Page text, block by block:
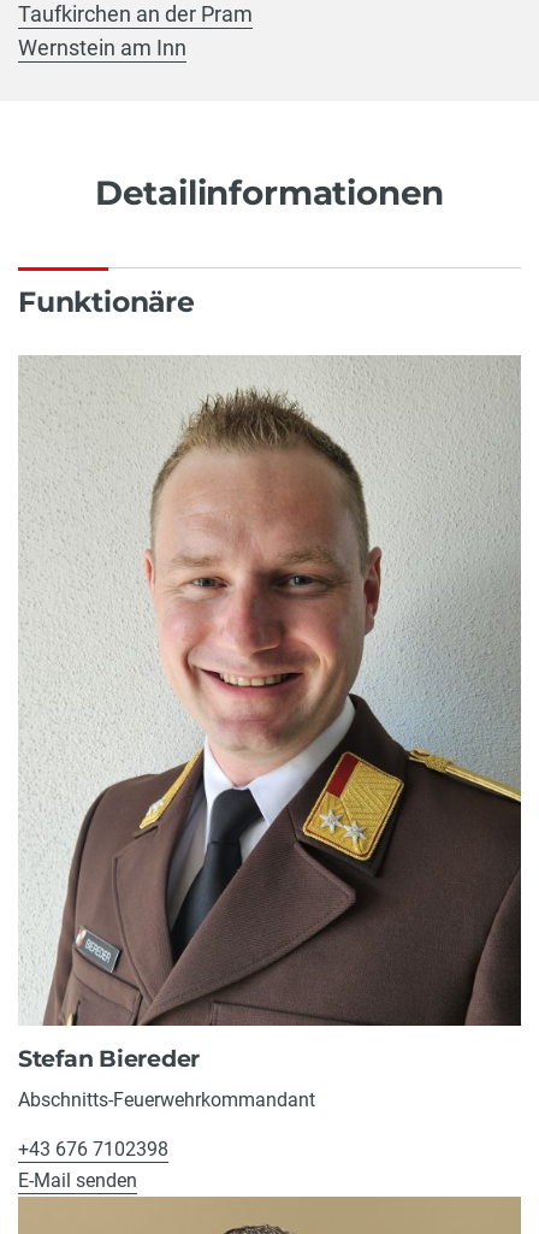
Taufkirchen an der Pram
Wernstein am Inn
Detailinformationen
Funktionäre
Stefan Biereder
Abschnitts-Feuerwehrkommandant
+43 676 7102398
E-Mail senden